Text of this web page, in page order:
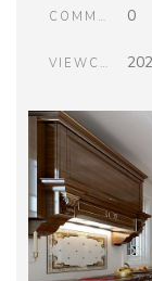
COMMENTS 0
VIEWCOUNT